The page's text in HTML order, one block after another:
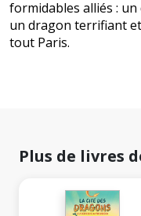
formidables alliés :
un dragon terrifiant
tout Paris.
Plus de livres